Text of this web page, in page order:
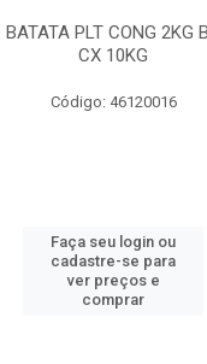
BATATA PLT CONG 2KG
CX 10KG
Código: 46120016
Faça seu login ou
cadastre-se para
ver preços e
comprar